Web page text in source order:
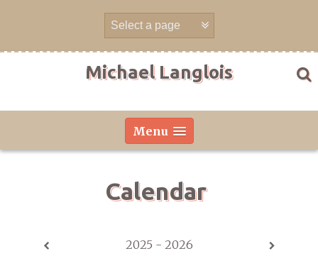
Michael Langlois
Menu
Calendar
2025 - 2026